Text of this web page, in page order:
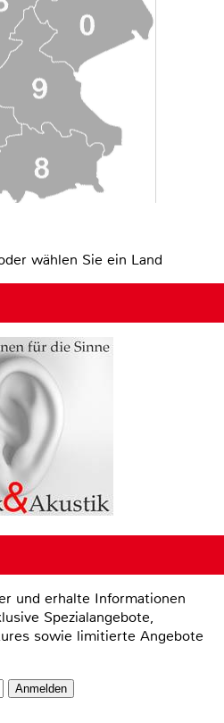
wählen Sie ein Land
und erhalte Informationen
Spezialangebote,
sowie limitierte Angebote